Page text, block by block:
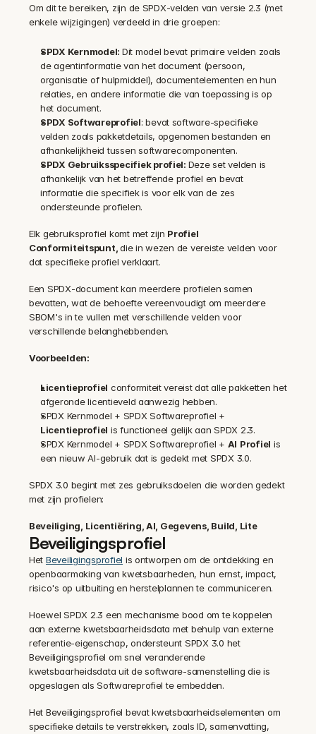
Om dit te bereiken, zijn de SPDX-velden van versie 2.3 (met
enkele wijzigingen) verdeeld in drie groepen:
SPDX Kernmodel: Dit model bevat primaire velden zoals
de agentinformatie van het document (persoon,
organisatie of hulpmiddel), documentelementen en hun
relaties, en andere informatie die van toepassing is op
het document.
SPDX Softwareprofiel: bevat software-specifieke
velden zoals pakketdetails, opgenomen bestanden en
afhankelijkheid tussen softwarecomponenten.
SPDX Gebruiksspecifiek profiel: Deze set velden is
afhankelijk van het betreffende profiel en bevat
informatie die specifiek is voor elk van de zes
ondersteunde profielen.
‍Elk gebruiksprofiel komt met zijn Profiel
Conformiteitspunt, die in wezen de vereiste velden voor
dat specifieke profiel verklaart.
Een SPDX-document kan meerdere profielen samen
bevatten, wat de behoefte vereenvoudigt om meerdere
SBOM's in te vullen met verschillende velden voor
verschillende belanghebbenden.
Voorbeelden:
Licentieprofiel conformiteit vereist dat alle pakketten het
afgeronde licentieveld aanwezig hebben.
Licentieprofiel is functioneel gelijk aan SPDX 2.3.
SPDX Kernmodel + SPDX Softwareprofiel + AI Profiel is
een nieuw AI-gebruik dat is gedekt met SPDX 3.0.
SPDX 3.0 begint met zes gebruiksdoelen die worden gedekt
met zijn profielen:
Beveiliging, Licentiëring, AI, Gegevens, Build, Lite
Beveiligingsprofiel
Het Beveiligingsprofiel is ontworpen om de ontdekking en
openbaarmaking van kwetsbaarheden, hun ernst, impact,
risico's op uitbuiting en herstelplannen te communiceren.
Hoewel SPDX 2.3 een mechanisme bood om te koppelen
aan externe kwetsbaarheidsdata met behulp van externe
referentie-eigenschap, ondersteunt SPDX 3.0 het
Beveiligingsprofiel om snel veranderende
kwetsbaarheidsdata uit de software-samenstelling die is
opgeslagen als Softwareprofiel te embedden.
Het Beveiligingsprofiel bevat kwetsbaarheidselementen om
specifieke details te verstrekken, zoals ID, samenvatting,